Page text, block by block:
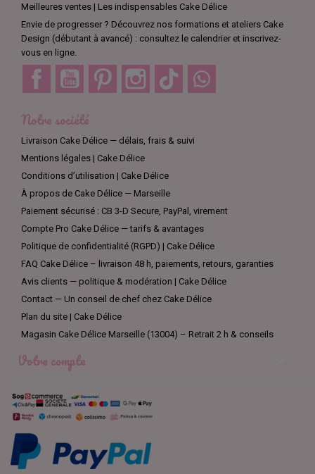
Meilleures ventes | Les indispensables Cake Délice
Envie de progresser ? Découvrez nos formations et ateliers Cake
Design (débutant à avancé) : consultez le calendrier et inscrivez-
vous en ligne.
Facebook YouTube Pinterest Instagram TikTok
Notre société
Livraison Cake Délice — délais, frais & suivi
Mentions légales | Cake Délice
Conditions d’utilisation | Cake Délice
À propos de Cake Délice — Marseille
Paiement sécurisé : CB 3-D Secure, PayPal, virement
Compte Pro Cake Délice — tarifs & avantages
Politique de confidentialité (RGPD) | Cake Délice
FAQ Cake Délice – livraison 48 h, paiements, retours, garanties
Avis clients — politique & modération | Cake Délice
Contact — Un conseil de chef chez Cake Délice
Plan du site | Cake Délice
Magasin Cake Délice Marseille (13004) – Retrait 2 h & conseils
Votre compte